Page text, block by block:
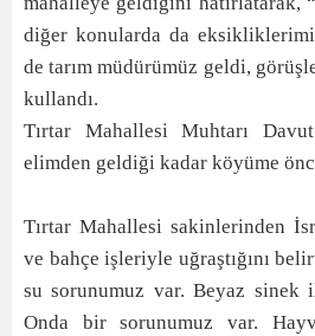
diğer konularda da
de tarım müdürümüz geldi,
kullandı.
Tırtar Mahallesi Muhtarı
elimden geldiği kadar köyüme
Tırtar Mahallesi sakinlerinden
ve bahçe işleriyle uğraştığını
su sorunumuz var. Beyaz sinek
Onda bir sorunumuz var.